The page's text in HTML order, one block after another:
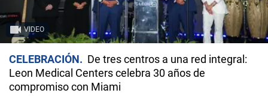
VIDEO
CELEBRACIÓN
De tres centros a una red integral:
Leon Medical Centers celebra 30 años de
compromiso con Miami